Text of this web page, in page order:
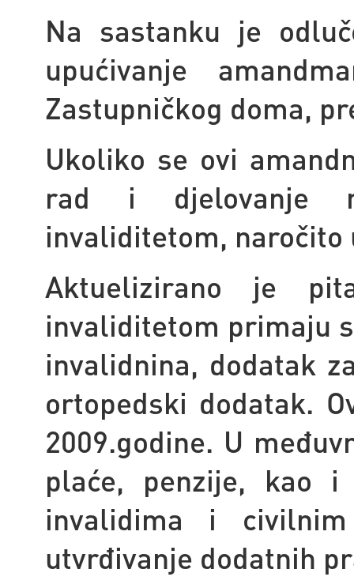
Na sastanku je
upućivanje
Zastupničkog doma,
Ukoliko se ovi
rad i djelovanje
invaliditetom, naročito
Aktuelizirano je
invaliditetom primaju
invalidnina, dodatak
ortopedski dodatak.
2009.godine. U
plaće, penzije, kao
invalidima i
utvrđivanje dodatnih